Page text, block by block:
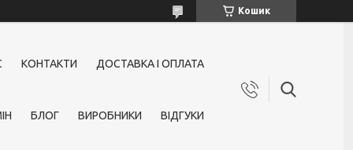
Кошик
КОНТАКТИ ДОСТАВКА І ОПЛАТА
БЛОГ ВИРОБНИКИ ВІДГУКИ